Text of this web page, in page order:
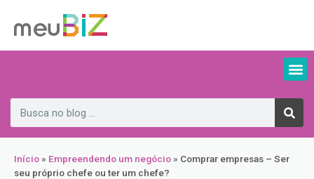
Início » Empreendendo um negócio » Comprar empresas – Ser
seu próprio chefe ou ter um chefe?